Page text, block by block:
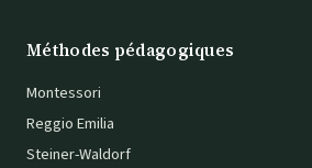
Méthodes pédagogiques
Montessori
Reggio Emilia
Steiner-Waldorf